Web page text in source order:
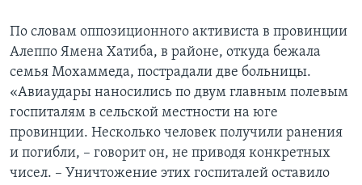
По словам оппозиционного активиста в провинции
Алеппо Ямена Хатиба, в районе, откуда бежала
семья Мохаммеда, пострадали две больницы.
«Авиаудары наносились по двум главным полевым
госпиталям в сельской местности на юге
провинции. Несколько человек получили ранения
и погибли, – говорит он, не приводя конкретных
чисел. – Уничтожение этих госпиталей оставило